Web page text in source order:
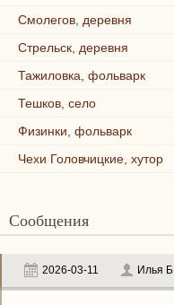
Смолегов, деревня
Стрельск, деревня
Тажиловка, фольварк
Тешков, село
Физинки, фольварк
Чехи Головчицкие, хутор
Сообщения
2026-03-11 Илья Б